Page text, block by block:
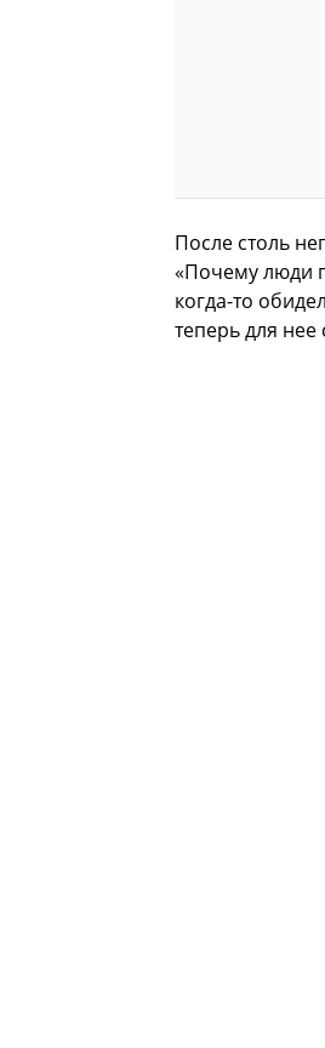
После столь
«Почему люди
когда-то
теперь для нее